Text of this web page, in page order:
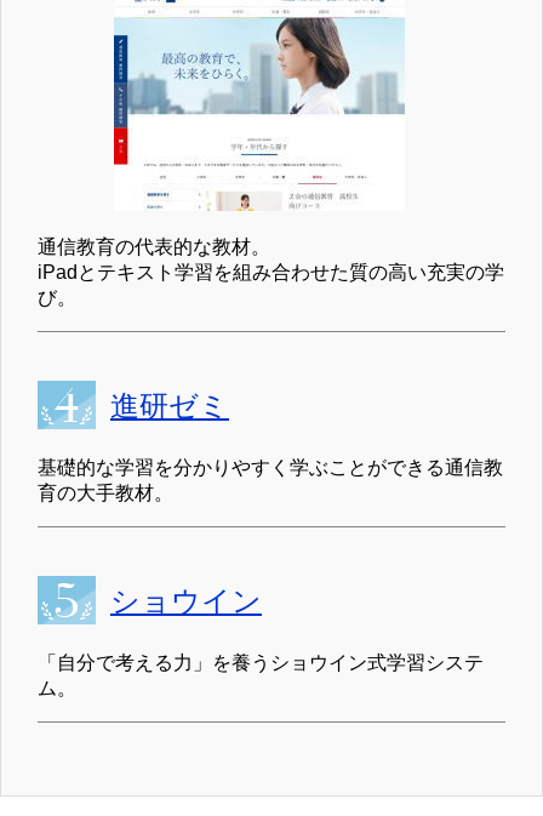
通信教育の代表的な教材。
iPadとテキスト学習を組み合わせた質の高い充実の学
び。
進研ゼミ
基礎的な学習を分かりやすく学ぶことができる通信教
育の大手教材。
ショウイン
「自分で考える力」を養うショウイン式学習システ
ム。